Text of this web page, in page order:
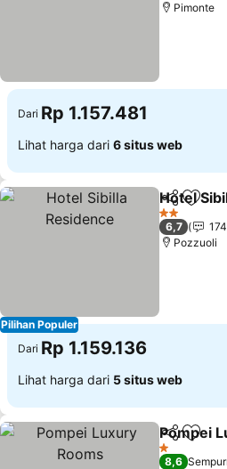
Pimonte
Dari Rp 1.157.481
Lihat harga dari 6 situs web
Pilihan Populer
Bagikan
Hotel
2 Bintang
6,7
174
Pozzuoli
Dari Rp 1.159.136
Lihat harga dari 5 situs web
Bagikan
Pompei
1 Bintang
8,6